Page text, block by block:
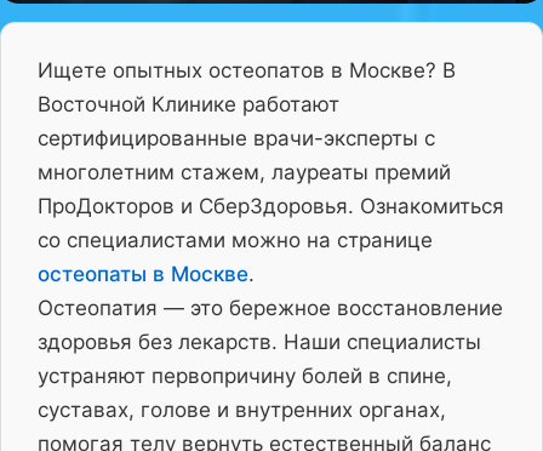
Ищете опытных остеопатов в Москве? В
Восточной Клинике работают
сертифицированные врачи-эксперты с
многолетним стажем, лауреаты премий
ПроДокторов и СберЗдоровья. Ознакомиться
со специалистами можно на странице
остеопаты в Москве.
Остеопатия — это бережное восстановление
здоровья без лекарств. Наши специалисты
устраняют первопричину болей в спине,
суставах, голове и внутренних органах,
помогая телу вернуть естественный баланс